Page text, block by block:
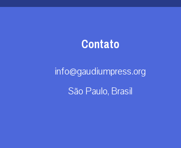
Contato
info@gaudiumpress.org
São Paulo, Brasil